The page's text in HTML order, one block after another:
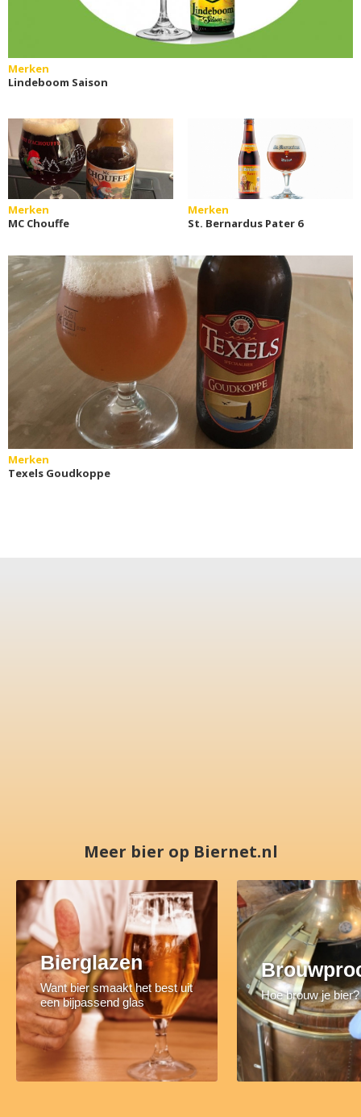
Merken
Lindeboom Saison
Merken
MC Chouffe
Merken
St. Bernardus Pater 6
Merken
Texels Goudkoppe
Meer bier op Biernet.nl
Bierglazen
Want bier smaakt het best uit
een bijpassend glas
Hoe brouw je bier?